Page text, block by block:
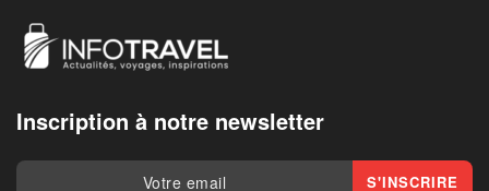
Inscription à notre newsletter